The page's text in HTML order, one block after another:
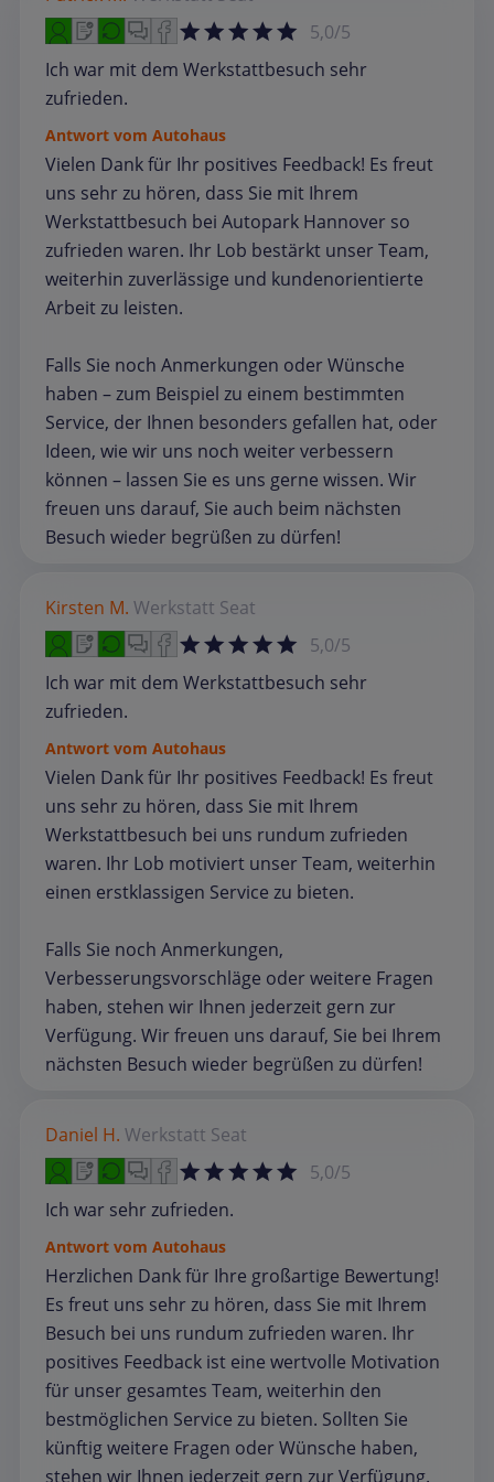
5,0/5
Ich war mit dem Werkstattbesuch sehr
zufrieden.
Antwort vom Autohaus
Vielen Dank für Ihr positives Feedback! Es freut
uns sehr zu hören, dass Sie mit Ihrem
Werkstattbesuch bei Autopark Hannover so
zufrieden waren. Ihr Lob bestärkt unser Team,
weiterhin zuverlässige und kundenorientierte
Arbeit zu leisten.
Falls Sie noch Anmerkungen oder Wünsche
haben – zum Beispiel zu einem bestimmten
Service, der Ihnen besonders gefallen hat, oder
Ideen, wie wir uns noch weiter verbessern
können – lassen Sie es uns gerne wissen. Wir
freuen uns darauf, Sie auch beim nächsten
Besuch wieder begrüßen zu dürfen!
Kirsten M. Werkstatt Seat
5,0/5
Ich war mit dem Werkstattbesuch sehr
zufrieden.
Antwort vom Autohaus
Vielen Dank für Ihr positives Feedback! Es freut
uns sehr zu hören, dass Sie mit Ihrem
Werkstattbesuch bei uns rundum zufrieden
waren. Ihr Lob motiviert unser Team, weiterhin
einen erstklassigen Service zu bieten.
Falls Sie noch Anmerkungen,
Verbesserungsvorschläge oder weitere Fragen
haben, stehen wir Ihnen jederzeit gern zur
Verfügung. Wir freuen uns darauf, Sie bei Ihrem
nächsten Besuch wieder begrüßen zu dürfen!
Daniel H. Werkstatt Seat
5,0/5
Ich war sehr zufrieden.
Antwort vom Autohaus
Herzlichen Dank für Ihre großartige Bewertung!
Es freut uns sehr zu hören, dass Sie mit Ihrem
Besuch bei uns rundum zufrieden waren. Ihr
positives Feedback ist eine wertvolle Motivation
für unser gesamtes Team, weiterhin den
bestmöglichen Service zu bieten. Sollten Sie
künftig weitere Fragen oder Wünsche haben,
stehen wir Ihnen jederzeit gern zur Verfügung.